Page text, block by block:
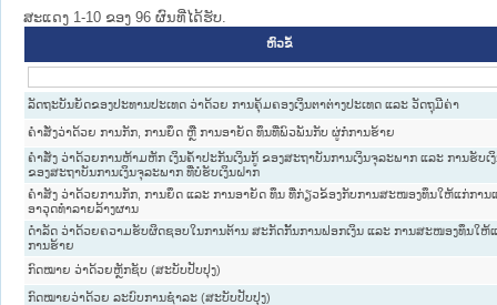
ສະແດງ 1-10 ຂອງ 96 ຜົນທີ່ໄດ້ຮັບ.
ຫົວຂໍ້
ລັດຖະບັນຍັດຂອງປະທານປະເທດ ວ່າດ້ວຍ ການຄຸ້ມຄອງເງິນຕາຕ່າງປະເທດ ແລະ ວັດຖຸມີຄ່າ
ຄຳ​ສັ່ງວ່າ​ດ້ວຍ ການ​ກັກ, ການ​ຍຶດ ຫຼື ການ​ອາ​ຍັດ ທຶນ​ທີ່​ພົວ​ພັນ​ກັບ ຜູ່ກໍ່​ການ​ຮ້າຍ
ຄຳສັ່ງ ວ່າດ້ວຍການຫ້າມຫັກ ເງິນຄ້ຳປະກັນເງິນກູ້ ຂອງສະຖາບັນການເງິນຈຸລະພາກ ແລະ ການຮັບເ
ຂອງສະຖາບັນການເງິນຈຸລະພາກ ທີ່ບໍ່ຮັບເງິນຝາກ
ຄໍາສັງ ວ່າດ້ວຍການກັກ, ການຍຶດ ແລະ ການອາຍັດ ທຶນ ທີ່ກ່ຽວຂ້ອງກັບການສະໜອງທຶນໃຫ້ແກ່ການ
ອາວຸດທໍາລາຍລ້າງຜານ
ດໍາລັດ ວ່າດ້ວຍຄວາມຮັບຜິດຊອບໃນການຕ້ານ ສະກັດກັ້ນການຟອກເງິນ ແລະ ການສະໜອງທຶນໃຫ້
ການຮ້າຍ
ກົດໝາຍ ວ່າດ້ວຍຫຼັກຊັບ (ສະບັບປັບປຸງ)
ກົດໝາຍວ່າດ້ວຍ ລະບົບການຊຳລະ (ສະບັບປັບປຸງ)